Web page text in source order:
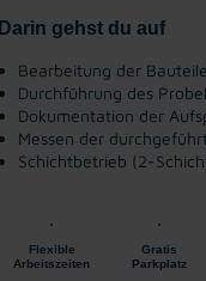
Darin gehst du auf
Bearbeitung der
Durchführung des
Dokumentation der
Messen der
Schichtbetrieb (2-
Flexible
Arbeitszeiten
Gratis
Parkplatz